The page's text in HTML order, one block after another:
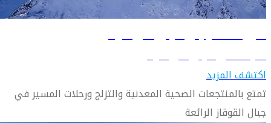
دليل السفر إلى مينيرالني فودي
تعرف على مينيرالني فودي
اكتشف المزيد
تمتع بالمنتجعات الصحية المعدنية والتزلج ورحلات المسير في
جبال القوقاز الرائعة